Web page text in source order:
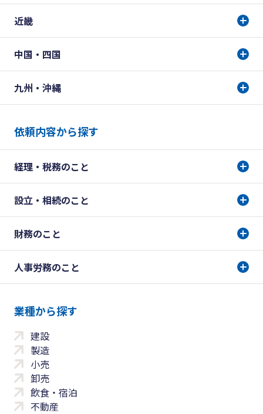
近畿
中国・四国
九州・沖縄
依頼内容から探す
経理・税務のこと
設立・相続のこと
財務のこと
人事労務のこと
業種から探す
建設
製造
小売
卸売
飲食・宿泊
不動産